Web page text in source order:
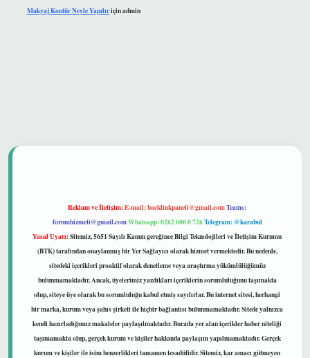
Makyaj Kontür Neyle Yapılıriçinadmin
Reklam ve İletişim:E-mail:backlinkpaneli@gmail.comTeams:
forumhizmeti@gmail.comWhatsapp: 0262 606 0 726Telegram: @karabul
Yasal Uyarı:Sitemiz, 5651 Sayılı Kanun gereğince Bilgi Teknolojileri ve İletişim Kurumu
(BTK) tarafından onaylanmış bir Yer Sağlayıcı olarak hizmet vermektedir. Bu nedenle,
sitedeki içerikleri proaktif olarak denetleme veya araştırma yükümlülüğümüz
bulunmamaktadır. Ancak, üyelerimiz yazdıkları içeriklerin sorumluluğunu taşımakta
olup, siteye üye olarak bu sorumluluğu kabul etmiş sayılırlar. Bu internet sitesi, herhangi
bir marka, kurum veya şahıs şirketi ile hiçbir bağlantısı bulunmamaktadır. Sitede yalnızca
kendi hazırladığımız makaleler paylaşılmaktadır. Burada yer alan içerikler haber niteliği
taşımamakta olup, gerçek kurum ve kişiler hakkında paylaşım yapılmamaktadır. Gerçek
kurum ve kişiler ile isim benzerlikleri tamamen tesadüfidir. Sitemiz, kar amacı gütmeyen